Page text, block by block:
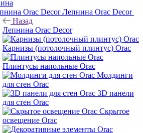
Лепнина Orac Decor
Назад
Лепнина Orac Decor
Карнизы (потолочный плинтус) Orac
Плинтусы напольные Orac
Молдинги
для стен Orac
3D панели
для стен Orac
Скрытое
освещение Orac